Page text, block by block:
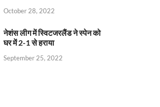
October 28, 2022
नेशंस लीग में स्विटजरलैंड ने स्पेन को
घर में 2-1 से हराया
September 25, 2022